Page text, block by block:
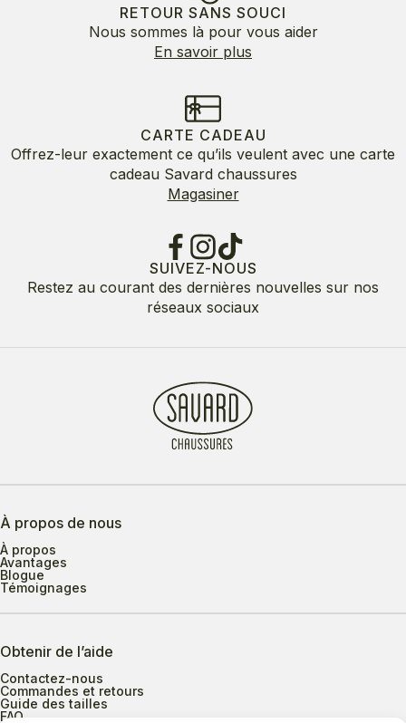
RETOUR SANS SOUCI
Nous sommes là pour vous aider
En savoir plus
CARTE CADEAU
Offrez-leur exactement ce qu’ils veulent avec une carte
cadeau Savard chaussures
Magasiner
SUIVEZ-NOUS
Restez au courant des dernières nouvelles sur nos
réseaux sociaux
À propos de nous
À propos
Avantages
Blogue
Témoignages
Obtenir de l’aide
Contactez-nous
Commandes et retours
Guide des tailles
FAQ